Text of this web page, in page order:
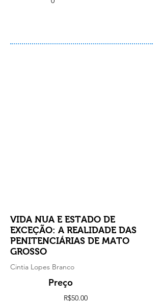
VIDA NUA E ESTADO DE
EXCEÇÃO: A REALIDADE DAS
PENITENCIÁRIAS DE MATO
GROSSO
Cintia Lopes Branco
Preço
R$50.00